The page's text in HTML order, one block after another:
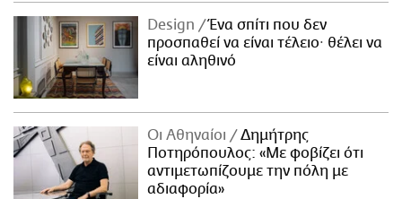
Design
Ένα σπίτι που δεν
προσπαθεί να είναι τέλειο· θέλει να
είναι αληθινό
Οι Αθηναίοι
Δημήτρης
Ποτηρόπουλος: «Με φοβίζει ότι
αντιμετωπίζουμε την πόλη με
αδιαφορία»